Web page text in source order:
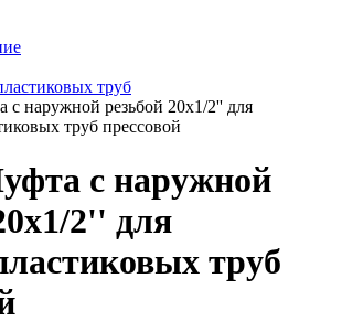
труб
наружной резьбой 20х1/2'' для
труб прессовой
с наружной
2'' для
труб